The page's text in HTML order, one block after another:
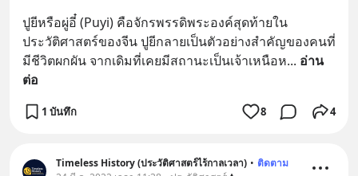
ปูยีหรือผู่อี๋ (Puyi) คือจักรพรรดิพระองค์สุดท้ายใน
ประวัติศาสตร์ของจีน ปูยีกลายเป็นตัวอย่างสำคัญของคนที่
มีชีวิตผกผัน จากเดิมที่เคยมีสถานะเป็นเจ้าเหนือห... อ่าน
ต่อ
1 บันทึก 8 4
Timeless History (ประวัติศาสตร์ไร้กาลเวลา) • ติดตาม